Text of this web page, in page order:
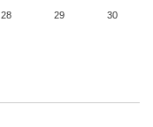
28 29 30